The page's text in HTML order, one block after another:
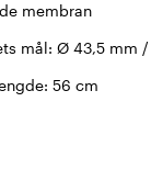
membran
mål: Ø 43,5 mm
56 cm